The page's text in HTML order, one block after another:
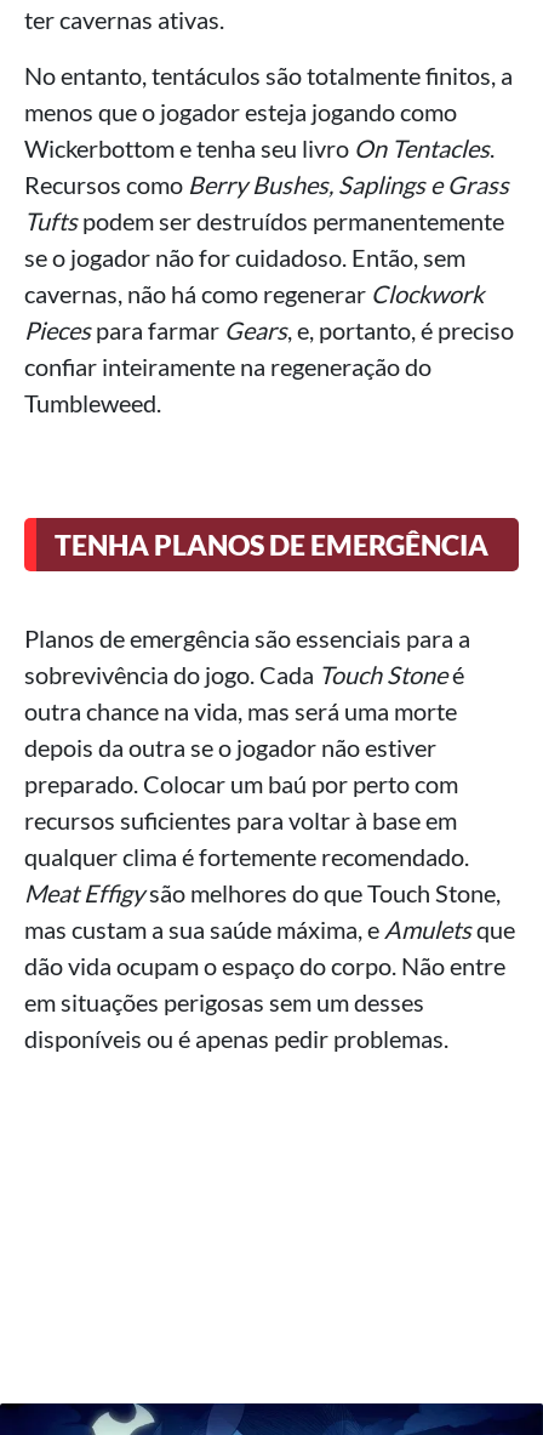
ter cavernas ativas.
No entanto, tentáculos são totalmente finitos, a
menos que o jogador esteja jogando como
Wickerbottom e tenha seu livro On Tentacles.
Recursos como Berry Bushes, Saplings e Grass
Tuftspodem ser destruídos permanentemente
se o jogador não for cuidadoso. Então, sem
cavernas, não há como regenerar Clockwork
Piecespara farmar Gears, e, portanto, é preciso
confiar inteiramente na regeneração do
Tumbleweed.
TENHA PLANOS DE EMERGÊNCIA
Planos de emergência são essenciais para a
sobrevivência do jogo. Cada Touch Stoneé
outra chance na vida, mas será uma morte
depois da outra se o jogador não estiver
preparado. Colocar um baú por perto com
recursos suficientes para voltar à base em
qualquer clima é fortemente recomendado.
Meat Effigysão melhores do que Touch Stone,
mas custam a sua saúde máxima, e Amuletsque
dão vida ocupam o espaço do corpo. Não entre
em situações perigosas sem um desses
disponíveis ou é apenas pedir problemas.